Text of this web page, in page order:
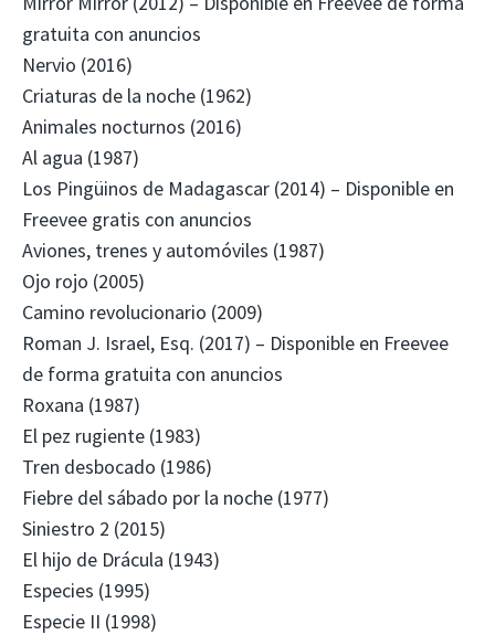
gratuita con anuncios
Nervio (2016)
Criaturas de la noche (1962)
Animales nocturnos (2016)
Al agua (1987)
Los Pingüinos de Madagascar (2014) – Disponible en
Freevee gratis con anuncios
Aviones, trenes y automóviles (1987)
Ojo rojo (2005)
Camino revolucionario (2009)
Roman J. Israel, Esq. (2017) – Disponible en Freevee
de forma gratuita con anuncios
Roxana (1987)
El pez rugiente (1983)
Tren desbocado (1986)
Fiebre del sábado por la noche (1977)
Siniestro 2 (2015)
El hijo de Drácula (1943)
Especies (1995)
Especie II (1998)